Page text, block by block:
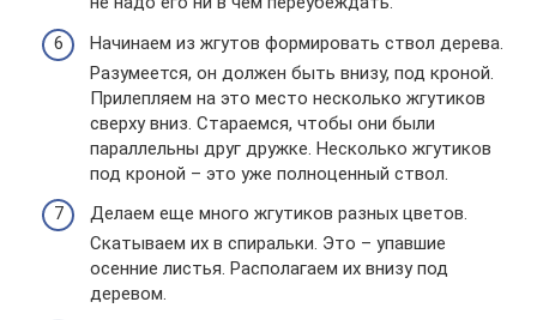
Начинаем из жгутов формировать ствол дерева.
Разумеется, он должен быть внизу, под кроной.
Прилепляем на это место несколько жгутиков
сверху вниз. Стараемся, чтобы они были
параллельны друг дружке. Несколько жгутиков
под кроной – это уже полноценный ствол.
Делаем еще много жгутиков разных цветов.
Скатываем их в спиральки. Это – упавшие
осенние листья. Располагаем их внизу под
деревом.